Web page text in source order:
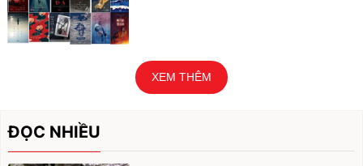
XEM THÊM
ĐỌC NHIỀU